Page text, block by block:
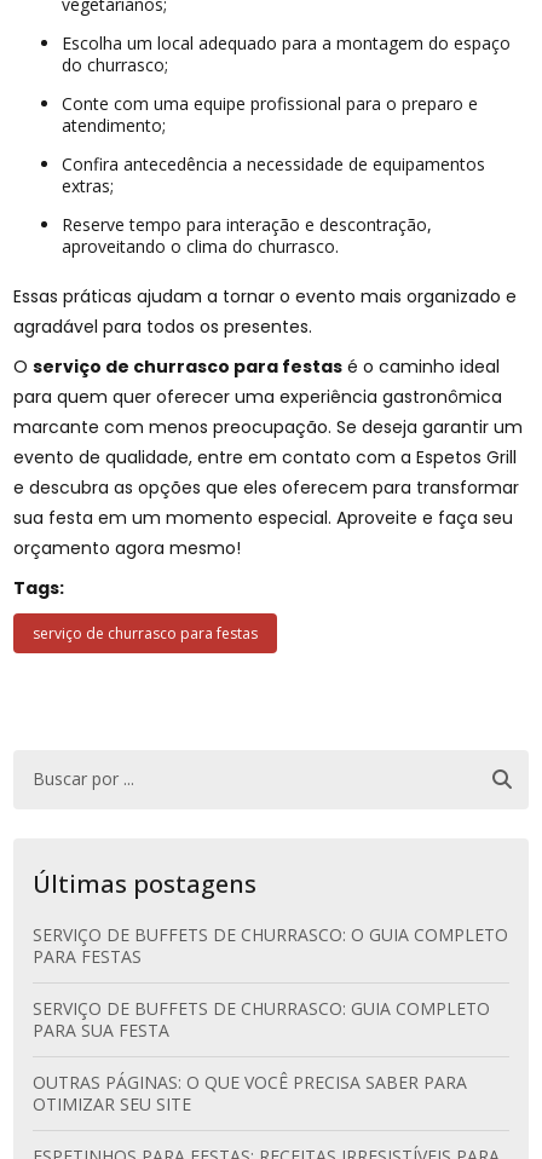
Escolha um local adequado para a montagem do espaço
do churrasco;
Conte com uma equipe profissional para o preparo e
atendimento;
Confira antecedência a necessidade de equipamentos
extras;
Reserve tempo para interação e descontração,
aproveitando o clima do churrasco.
Essas práticas ajudam a tornar o evento mais organizado e
agradável para todos os presentes.
Oserviço de churrasco para festas é o caminho ideal
para quem quer oferecer uma experiência gastronômica
marcante com menos preocupação. Se deseja garantir um
evento de qualidade, entre em contato com a Espetos Grill
e descubra as opções que eles oferecem para transformar
sua festa em um momento especial. Aproveite e faça seu
orçamento agora mesmo!
Tags:
serviço de churrasco para festas
Últimas postagens
SERVIÇO DE BUFFETS DE CHURRASCO: O GUIA COMPLETO
PARA FESTAS
SERVIÇO DE BUFFETS DE CHURRASCO: GUIA COMPLETO
PARA SUA FESTA
OUTRAS PÁGINAS: O QUE VOCÊ PRECISA SABER PARA
OTIMIZAR SEU SITE